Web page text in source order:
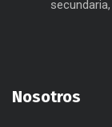
Nosotros